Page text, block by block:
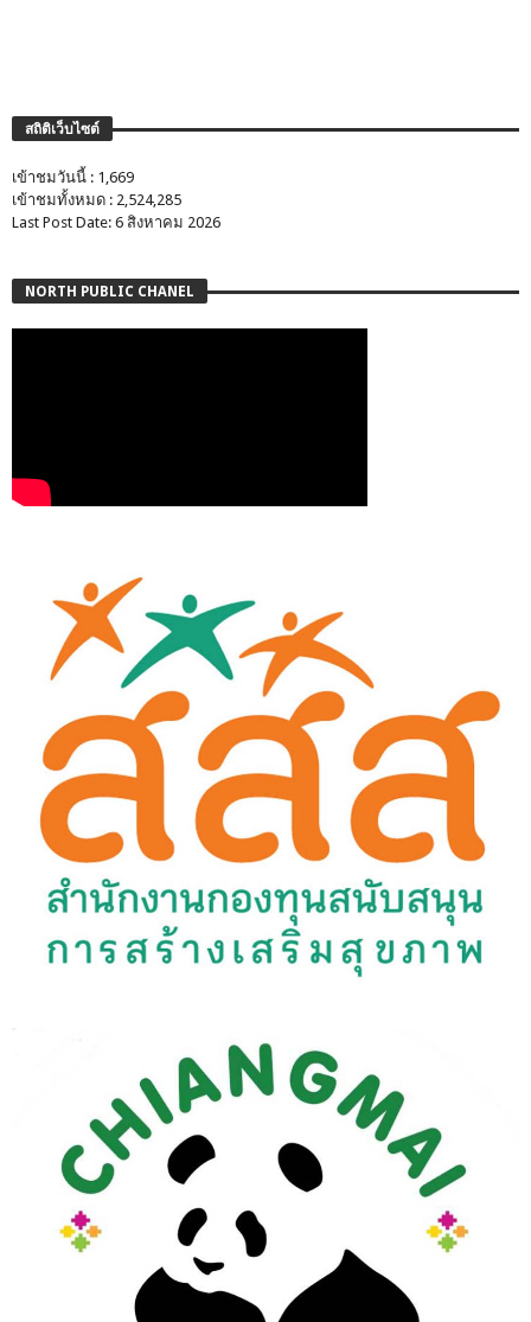
สถิติเว็บไซต์
เข้าชมวันนี้ : 1,669
เข้าชมทั้งหมด : 2,524,285
Last Post Date: 6 สิงหาคม 2026
NORTH PUBLIC CHANEL